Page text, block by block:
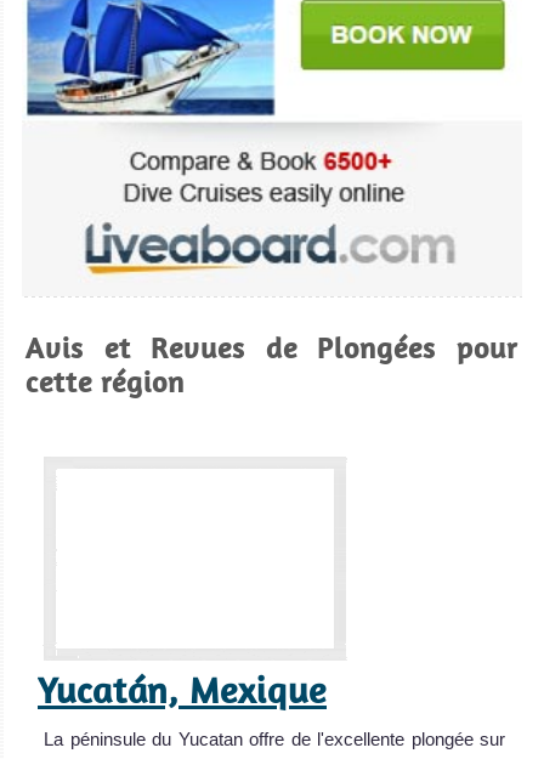
Avis et Revues de Plongées pour
cette région
Yucatán, Mexique
La péninsule du Yucatan offre de l'excellente plongée sur